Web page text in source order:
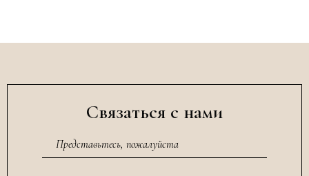
Связаться с нами